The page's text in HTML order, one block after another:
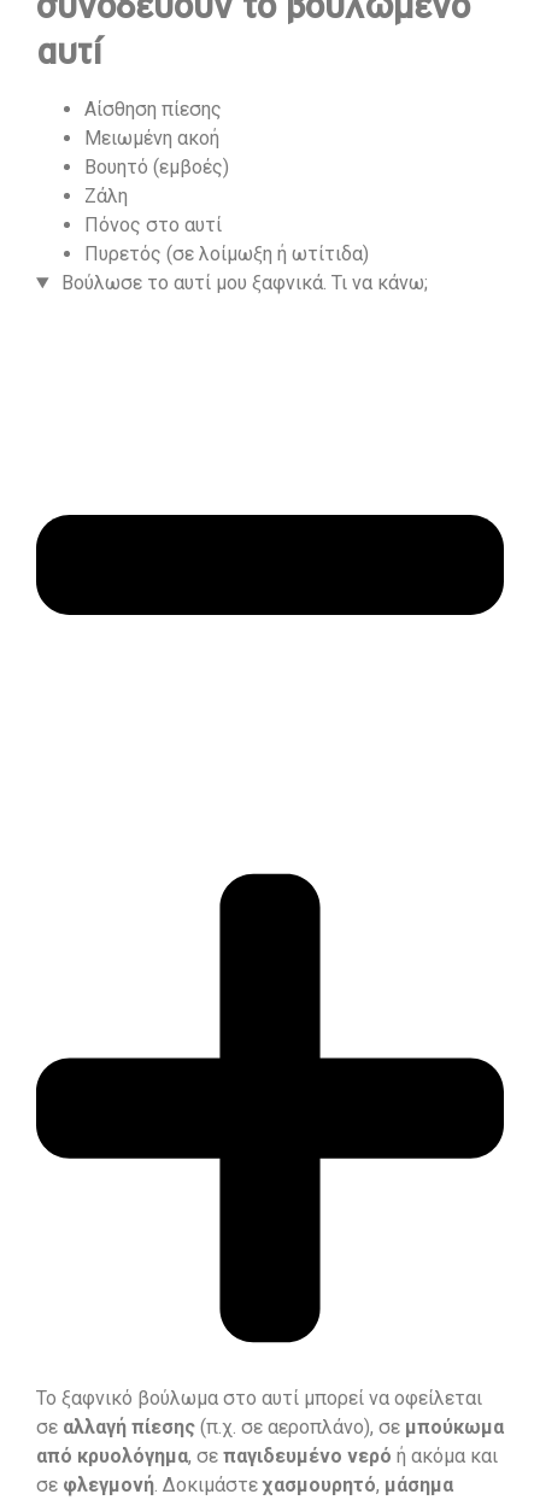
αυτί
Αίσθηση πίεσης
Μειωμένη ακοή
Βουητό (εμβοές)
Ζάλη
Πόνος στο αυτί
Πυρετός (σε λοίμωξη ή ωτίτιδα)
Βούλωσε το αυτί μου ξαφνικά. Τι να κάνω;
Το ξαφνικό βούλωμα στο αυτί μπορεί να οφείλεται
σε αλλαγή πίεσης (π.χ. σε αεροπλάνο), σε μπούκωμα
από κρυολόγημα, σε παγιδευμένο νερό ή ακόμα και
σε φλεγμονή. Δοκιμάστεχασμουρητό, μάσημα